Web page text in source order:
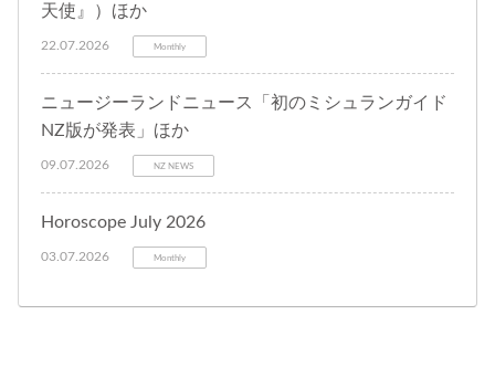
天使』）ほか
22.07.2026 Monthly
ニュージーランドニュース「初のミシュランガイド
NZ版が発表」ほか
09.07.2026 NZ NEWS
Horoscope July 2026
03.07.2026 Monthly